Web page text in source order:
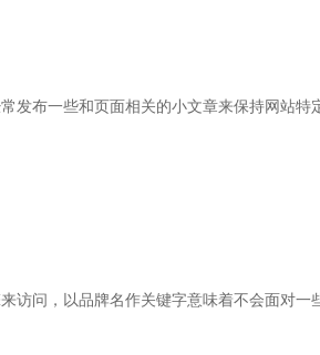
布一些和页面相关的小文章来保持网站
问，以品牌名作关键字意味着不会面对